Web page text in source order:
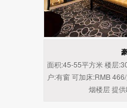
面积:45-55平方米 楼层
户:有窗 可加床:RMB
烟楼层 提